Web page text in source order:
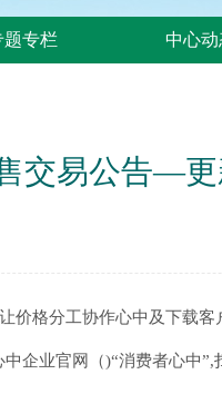
题专栏 中心动
交易公告—
价格分工协作心中及下载
企业官网（)“消费者心中”,